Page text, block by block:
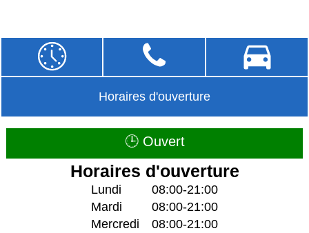
Horaires d'ouverture
🕒 Ouvert
Horaires d'ouverture
Lundi
08:00-21:00
Mardi
08:00-21:00
Mercredi
08:00-21:00